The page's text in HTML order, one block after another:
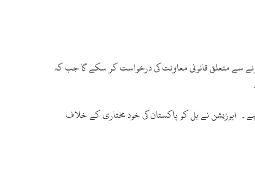
سے متعلق قانونی معاونت کی درخواست کر سکے گا جب کہ
اپوزیشن نے بل کو پاکستان کی خود مختاری کے خلاف